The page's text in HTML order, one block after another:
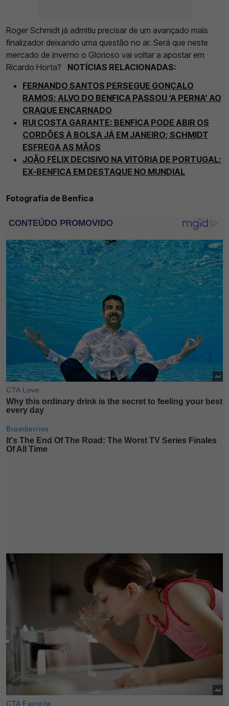
Roger Schmidt já admitiu precisar de um avançado mais
finalizador deixando uma questão no ar. Será que neste
mercado de inverno o Glorioso vai voltar a apostar em
Ricardo Horta?
NOTÍCIAS RELACIONADAS:
FERNANDO SANTOS PERSEGUE GONÇALO
RAMOS; ALVO DO BENFICA PASSOU ‘A PERNA’ AO
CRAQUE ENCARNADO
RUI COSTA GARANTE: BENFICA PODE ABIR OS
CORDÕES À BOLSA JÁ EM JANEIRO; SCHMIDT
ESFREGA AS MÃOS
JOÃO FÉLIX DECISIVO NA VITÓRIA DE PORTUGAL;
EX-BENFICA EM DESTAQUE NO MUNDIAL
Fotografia de Benfica